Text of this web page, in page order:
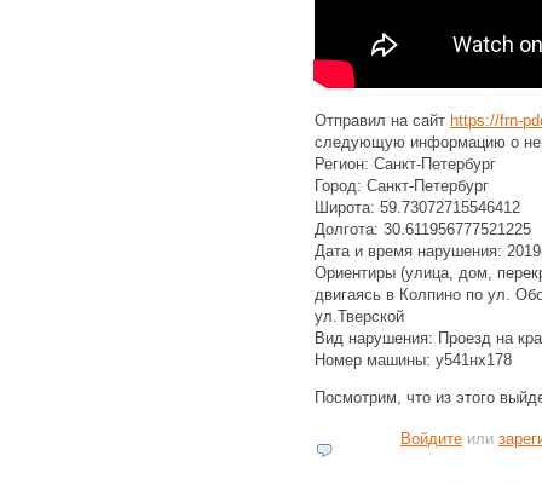
Отправил на сайт https://frn-
следующую информацию о
Регион: Санкт-Петербург
Город: Санкт-Петербург
Широта: 59.73072715546412
Долгота: 30.611956777521225
Дата и время нарушения:
Ориентиры (улица, дом,
двигаясь в Колпино по ул.
ул.Тверской
Вид нарушения: Проезд на
Номер машины: у541нх178
Посмотрим, что из этого
Войдитеили